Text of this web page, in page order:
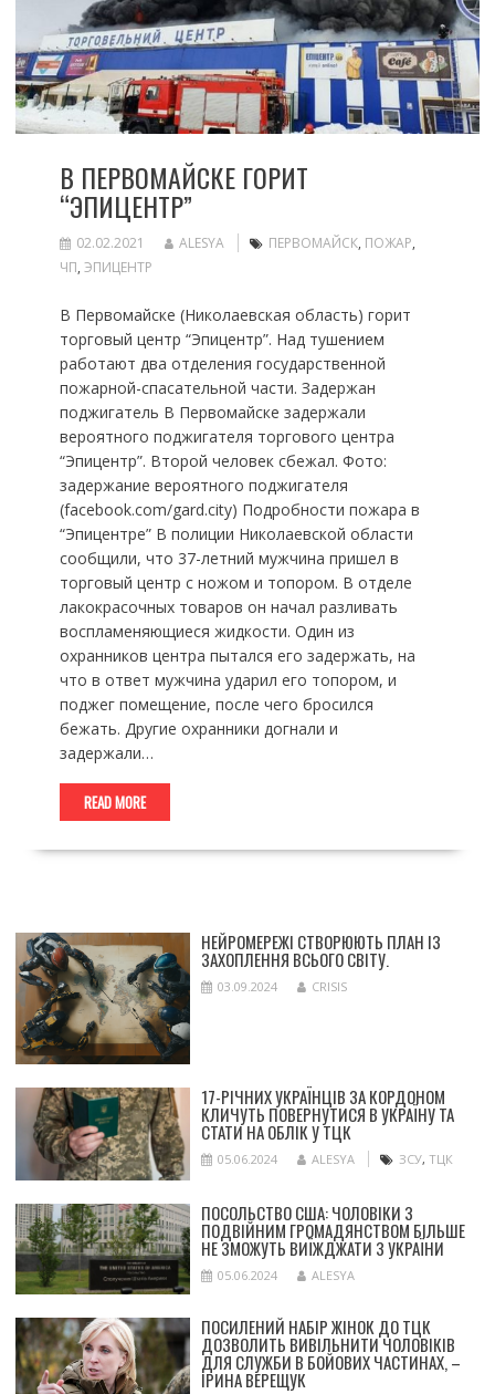
В ПЕРВОМАЙСКЕ ГОРИТ
“ЭПИЦЕНТР”
02.02.2021 ALESYA ПЕРВОМАЙСК, ПОЖАР,
ЧП, ЭПИЦЕНТР
В Первомайске (Николаевская область) горит
торговый центр “Эпицентр”. Над тушением
работают два отделения государственной
пожарной-спасательной части. Задержан
поджигатель В Первомайске задержали
вероятного поджигателя торгового центра
“Эпицентр”. Второй человек сбежал. Фото:
задержание вероятного поджигателя
(facebook.com/gard.city) Подробности пожара в
“Эпицентре” В полиции Николаевской области
сообщили, что 37-летний мужчина пришел в
торговый центр с ножом и топором. В отделе
лакокрасочных товаров он начал разливать
воспламеняющиеся жидкости. Один из
охранников центра пытался его задержать, на
что в ответ мужчина ударил его топором, и
поджег помещение, после чего бросился
бежать. Другие охранники догнали и
задержали…
READ MORE
НЕЙРОМЕРЕЖІ СТВОРЮЮТЬ ПЛАН ІЗ
ЗАХОПЛЕННЯ ВСЬОГО СВІТУ.
03.09.2024 CRISIS
17-РІЧНИХ УКРАЇНЦІВ ЗА КОРДОНОМ
КЛИЧУТЬ ПОВЕРНУТИСЯ В УКРАЇНУ ТА
СТАТИ НА ОБЛІК У ТЦК
05.06.2024 ALESYA ЗСУ, ТЦК
ПОСОЛЬСТВО США: ЧОЛОВІКИ З
ПОДВІЙНИМ ГРОМАДЯНСТВОМ БІЛЬШЕ
НЕ ЗМОЖУТЬ ВИЇЖДЖАТИ З УКРАЇНИ
05.06.2024 ALESYA
ПОСИЛЕНИЙ НАБІР ЖІНОК ДО ТЦК
ДОЗВОЛИТЬ ВИВІЛЬНИТИ ЧОЛОВІКІВ
ДЛЯ СЛУЖБИ В БОЙОВИХ ЧАСТИНАХ, –
ІРИНА ВЕРЕЩУК